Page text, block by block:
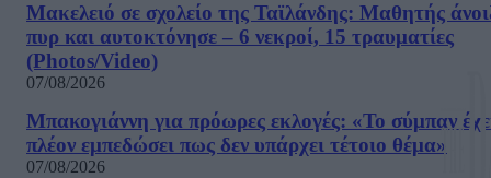
Μακελειό σε σχολείο της Ταϊλάνδης: Μαθητής
πυρ και αυτοκτόνησε – 6 νεκροί, 15 τραυματίες
(Photos/Video)
07/08/2026
Μπακογιάννη για πρόωρες εκλογές: «Το σύμπαν
πλέον εμπεδώσει πως δεν υπάρχει τέτοιο θέμα»
07/08/2026